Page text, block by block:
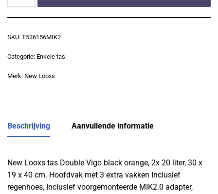
SKU: T536156MIK2
Categorie: Enkele tas
Merk: New Looxs
Beschrijving Aanvullende informatie
New Looxs tas Double Vigo black orange, 2x 20 liter, 30 x
19 x 40 cm. Hoofdvak met 3 extra vakken Inclusief
regenhoes, Inclusief voorgemonteerde MIK2.0 adapter,